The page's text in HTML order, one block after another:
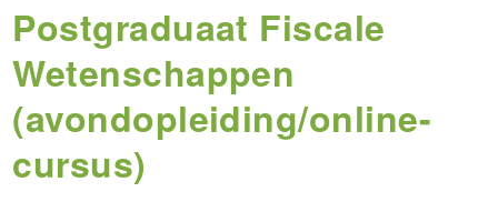
Postgraduaat Fiscale
Wetenschappen
(avondopleiding/online-
cursus)